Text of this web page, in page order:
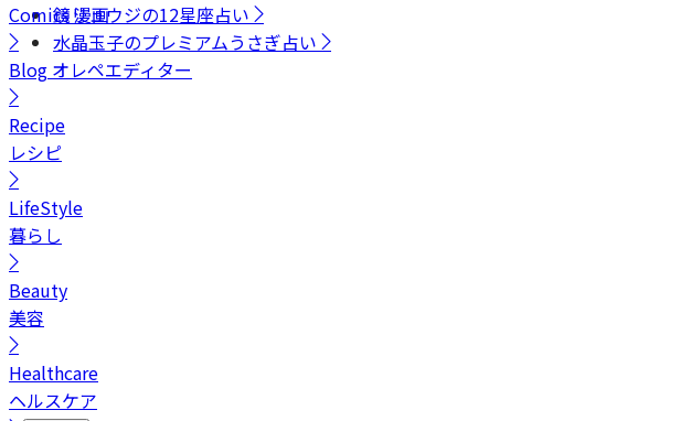
鏡リュウジの12星座占い
水晶玉子のプレミアムうさぎ占い
Comics漫画
Blog オレペエディター
Recipe
レシピ
LifeStyle
暮らし
Beauty
美容
Healthcare
ヘルスケア